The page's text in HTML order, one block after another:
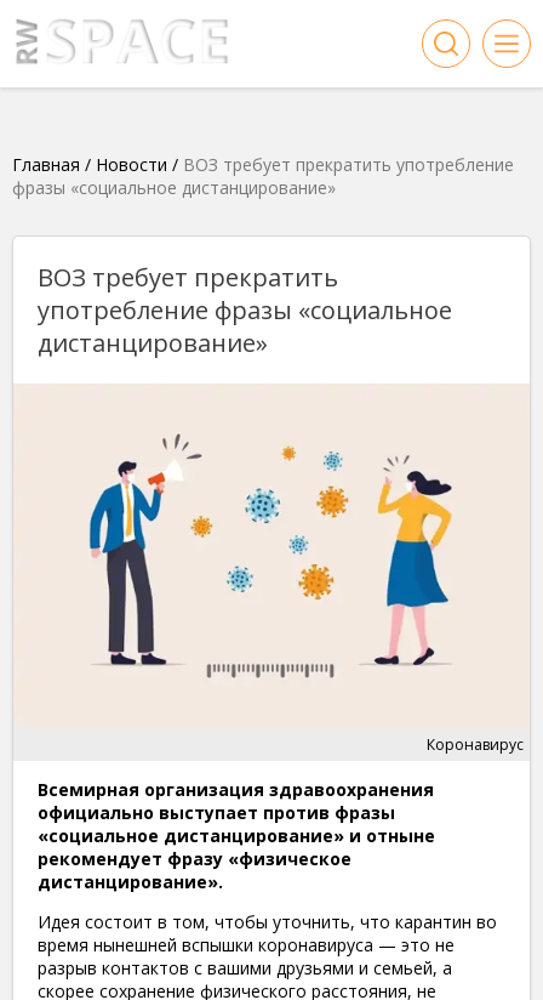
Главная / Новости / ВОЗ требует прекратить употребление
фразы «социальное дистанцирование»
ВОЗ требует прекратить
употребление фразы «социальное
дистанцирование»
Коронавирус
Всемирная организация здравоохранения
официально выступает против фразы
«социальное дистанцирование» и отныне
рекомендует фразу «физическое
дистанцирование».
Идея состоит в том, чтобы уточнить, что карантин во
время нынешней вспышки коронавируса — это не
разрыв контактов с вашими друзьями и семьей, а
скорее сохранение физического расстояния, не